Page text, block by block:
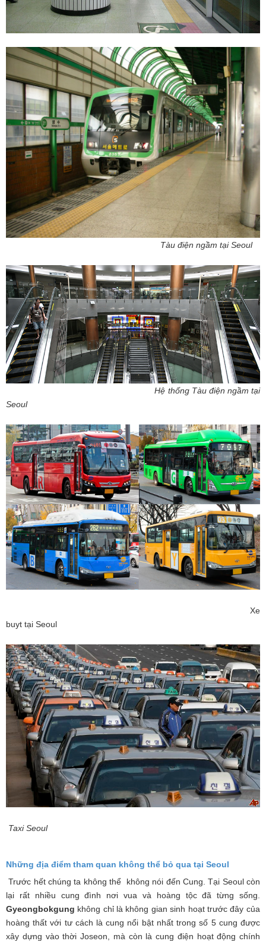
Tàu điện ngầm tại Seoul
Hệ thống Tàu điện ngầm tại
Seoul
Xe
buyt tại Seoul
Taxi Seoul
Những địa điểm tham quan không thể bỏ qua tại Seoul
Trước hết chúng ta không thể không nói đến Cung. Tại Seoul còn
lại rất nhiều cung đình nơi vua và hoàng tộc đã từng sống.
Gyeongbokgung không chỉ là không gian sinh hoạt trước đây của
hoàng thất với tư cách là cung nổi bật nhất trong số 5 cung được
xây dựng vào thời Joseon, mà còn là cung điện hoạt động chính